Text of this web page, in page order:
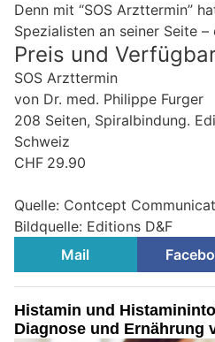
Denn mit “SOS Arzttermin”
Spezialisten an seiner Seite
Preis und
SOS Arzttermin
von Dr. med. Philippe Furger
208 Seiten, Spiralbindung.
Schweiz
CHF 29.90
Quelle: Contcept
Bildquelle: Editions D&F
Mail
Histamin und
Diagnose und Ernährung